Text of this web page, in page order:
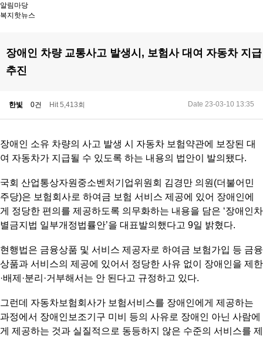
알림마당
복지핫뉴스
장애인 차량 교통사고 발생시, 보험사 대여 자동차 지급
추진
한빛 0건 Hit 5,413회 Date 23-03-10 13:35
장애인 소유 차량의 사고 발생 시 자동차 보험약관에 보장된 대
여 자동차가 지급될 수 있도록 하는 내용의 법안이 발의됐다.
국회 산업통상자원중소벤처기업위원회 김경만 의원(더불어민
주당)은 보험회사로 하여금 보험 서비스 제공에 있어 장애인에
게 정당한 편의를 제공하도록 의무화하는 내용을 담은 ‘장애인차
별금지법 일부개정법률안’을 대표발의했다고 9일 밝혔다.
현행법은 금융상품 및 서비스 제공자로 하여금 보험가입 등 금융
상품과 서비스의 제공에 있어서 정당한 사유 없이 장애인을 제한
·배제·분리·거부해서는 안 된다고 규정하고 있다.
그런데 자동차보험회사가 보험서비스를 장애인에게 제공하는
과정에서 장애인보조기구 미비 등의 사유로 장애인 아닌 사람에
게 제공하는 것과 실질적으로 동등하지 않은 수준의 서비스를 제